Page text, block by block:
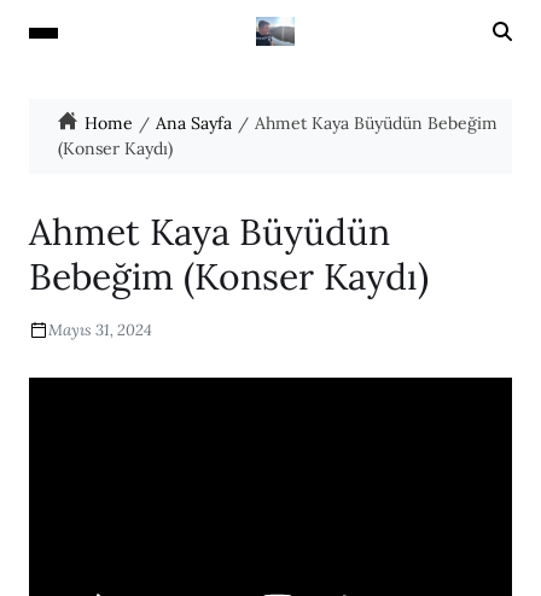
Home Ana Sayfa
Ahmet Kaya Büyüdün Bebeğim
(Konser Kaydı)
Ahmet Kaya Büyüdün
Bebeğim (Konser Kaydı)
Mayıs 31, 2024